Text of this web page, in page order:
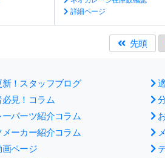
詳細ページ
先頭
！スタッフブログ
見！コラム
パーツ紹介コラム
ーカー紹介コラム
ページ